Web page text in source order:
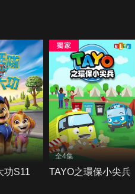
功S11
全4集
TAYO之環保小尖兵